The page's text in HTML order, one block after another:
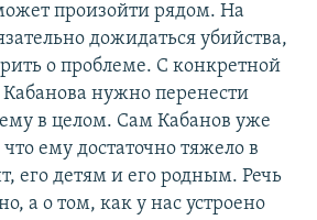
произойти рядом. На
дожидаться убийства,
о проблеме. С конкретной
нужно перенести
в целом. Сам Кабанов уже
ему достаточно тяжело в
его детям и его родным. Речь
а о том, как у нас устроено